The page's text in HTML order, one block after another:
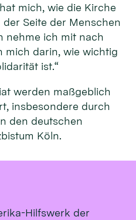
mich, wie die Kirche
Seite der Menschen
nehme ich mit nach
mich darin, wie wichtig
ist.“
werden maßgeblich
insbesondere durch
den deutschen
Köln.
Hilfswerk der